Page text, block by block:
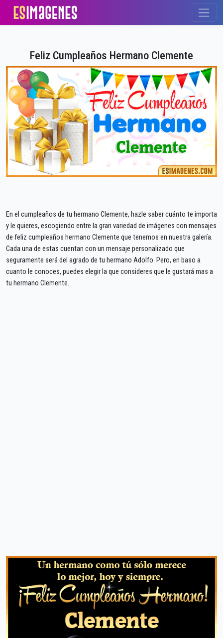
Feliz Cumpleaños Hermano Clemente
En el cumpleaños de tu hermano Clemente, hazle saber cuánto te importa
y le quieres, escogiendo entre la gran variedad de imágenes con mensajes
de feliz cumpleaños hermano Clemente que tenemos en nuestra galería.
Cada una de estas cuentan con un mensaje personalizado que
seguramente será del agrado de tu hermano Adolfo. Pero, en baso a
cuanto le conoces, puedes elegir la que consideres que le gustará mas a
tu hermano Clemente.